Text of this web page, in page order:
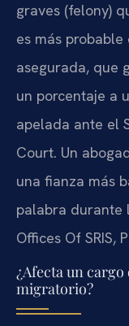
graves (felony)
es más
asegurada, que
un porcentaje a
apelada ante el
Court. Un
una fianza más
palabra durante
Offices Of SRIS,
¿Afecta un
migratorio?